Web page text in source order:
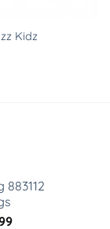
Kidz
Huidige